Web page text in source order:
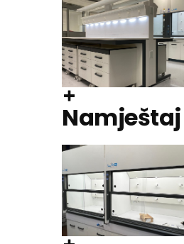
Namještaj